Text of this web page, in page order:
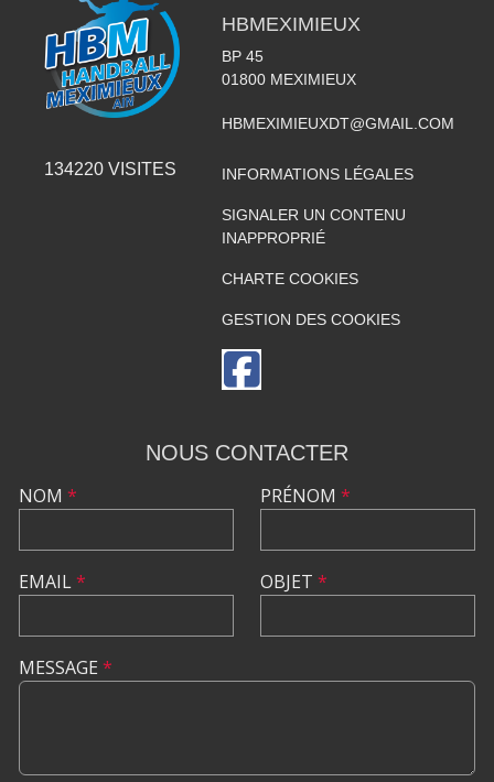
134220 VISITES
HBMEXIMIEUX
BP 45
01800 MEXIMIEUX
HBMEXIMIEUXDT@GMAIL.COM
INFORMATIONS LÉGALES
SIGNALER UN CONTENU
INAPPROPRIÉ
CHARTE COOKIES
GESTION DES COOKIES
NOUS CONTACTER
NOM *
EMAIL*
PRÉNOM *
OBJET *
MESSAGE *